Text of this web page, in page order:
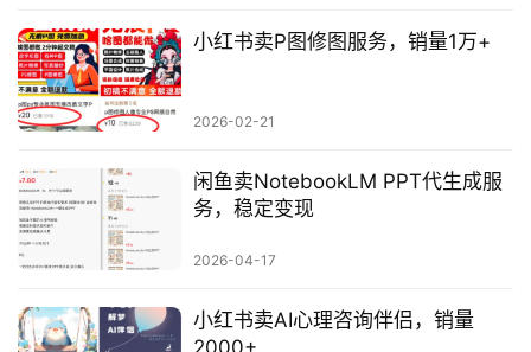
小红书卖P图修图服务，销量1万+
2026-02-21
闲鱼卖NotebookLM PPT代生成服
务，稳定变现
2026-04-17
小红书卖AI心理咨询伴侣，销量
2000+